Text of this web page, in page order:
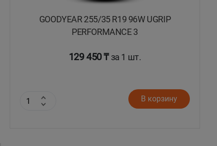
GOODYEAR 255/35 R19 96W UGRIP
PERFORMANCE 3
129 450 ₸ за 1 шт.
В корзину